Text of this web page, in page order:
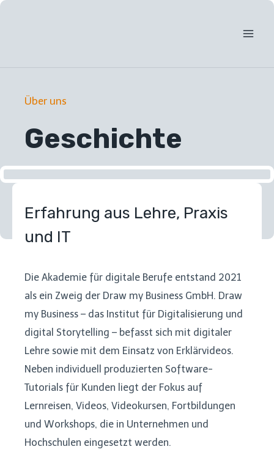
Zum
Über uns
Geschichte
Erfahrung aus Lehre, Praxis
und IT
Die Akademie für digitale Berufe entstand 2021
als ein Zweig der Draw my Business GmbH. Draw
my Business – das Institut für Digitalisierung und
digital Storytelling – befasst sich mit digitaler
Lehre sowie mit dem Einsatz von Erklärvideos.
Neben individuell produzierten Software-
Tutorials für Kunden liegt der Fokus auf
Lernreisen, Videos, Videokursen, Fortbildungen
und Workshops, die in Unternehmen und
Hochschulen eingesetzt werden.